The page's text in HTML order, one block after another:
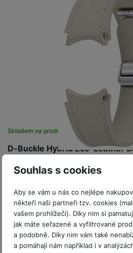
Souhlas s cookies
Aby se vám u nás co nejlépe
někteří naši partneři tzv. cookies
vašem prohlížeči). Díky nim si
jak máte seřazené a vyfiltrované
a podobně. Díky nim vám také
a pomáhají nám například i v
D-Buckle Hybrid Eco-Leather
M/L,Etoup
Skladem na prodejně na 1 prodejně
Hybridní řemínek z eko kůže s
1 199 Kč